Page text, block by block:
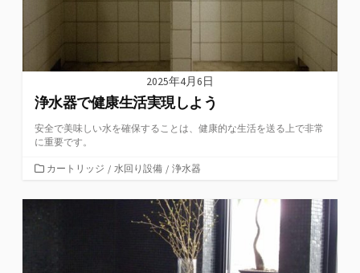
2025年4月6日
浄水器で健康生活実現しよう
安全で美味しい水を確保することは、健康的な生活を送る上で非常
に重要です。
カ
ゴ
カートリッジ / 水回り設備 / 浄水器